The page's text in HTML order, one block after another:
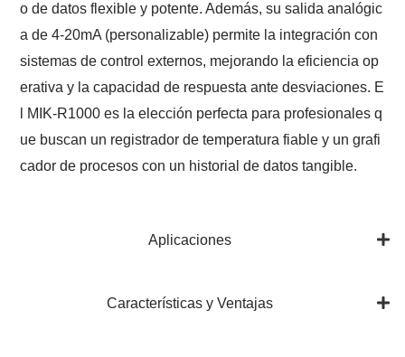
o de datos flexible y potente. Además, su salida analógic
a de 4-20mA (personalizable) permite la integración con
sistemas de control externos, mejorando la eficiencia op
erativa y la capacidad de respuesta ante desviaciones. E
l MIK-R1000 es la elección perfecta para profesionales q
ue buscan un registrador de temperatura fiable y un grafi
cador de procesos con un historial de datos tangible.
Aplicaciones
Características y Ventajas